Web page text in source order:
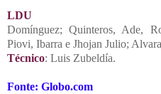
LDU
Domínguez; Quinteros, Ade,
Piovi, Ibarra e Jhojan Julio;
Técnico: Luis Zubeldía.
Fonte: Globo.com